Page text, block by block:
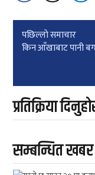
Post
navigation
पछिल्लाे समाचार
किन आँखाबाट पानी
प्रतिक्रिया
सम्बन्धित खबर